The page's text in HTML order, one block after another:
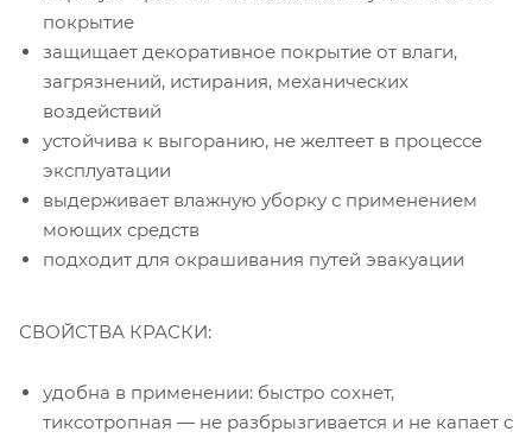
покрытие
защищает декоративное покрытие от влаги,
загрязнений, истирания, механических
воздействий
устойчива к выгоранию, не желтеет в процессе
эксплуатации
выдерживает влажную уборку с применением
моющих средств
подходит для окрашивания путей эвакуации
СВОЙСТВА КРАСКИ:
удобна в применении: быстро сохнет,
тиксотропная — не разбрызгивается и не капает с